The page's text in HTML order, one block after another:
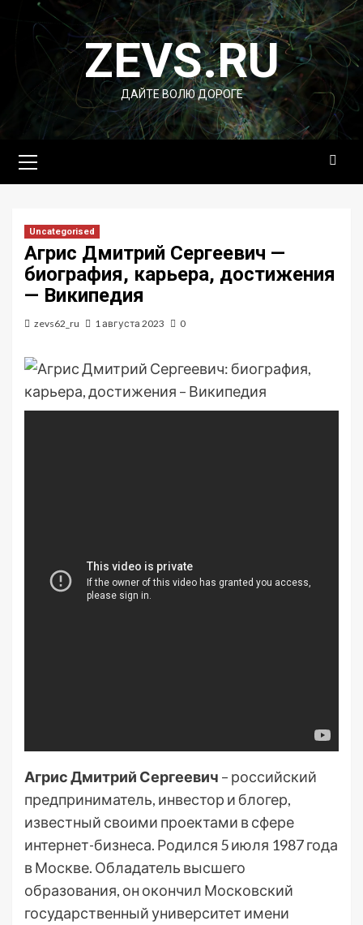
Перейти
содержимомуZEVS.RU
ДАЙТЕ ВОЛЮ ДОРОГЕ
меню
Uncategorised
Агрис Дмитрий Сергеевич —
биография, карьера, достижения
— Википедия
zevs62_ru 1 августа 2023 0
Агрис Дмитрий Сергеевич – российский
предприниматель, инвестор и блогер,
известный своими проектами в сфере
интернет-бизнеса. Родился 5 июля 1987 года
в Москве. Обладатель высшего
образования, он окончил Московский
государственный университет имени